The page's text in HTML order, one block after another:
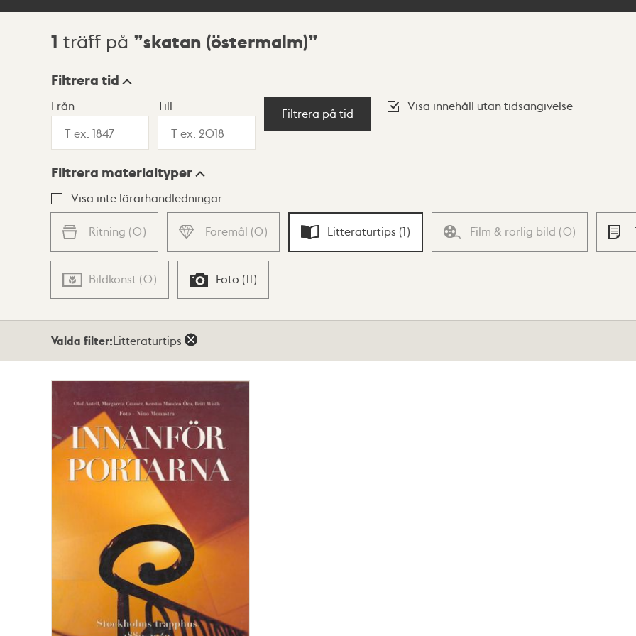
Sökresultat
1 träff på skatan (östermalm)
Visningsläge
Lista Karta
Filtrera tid
Från Till
Filtrera på tid
Visa innehåll utan tidsangivelse
Filtrera materialtyper
Visa inte lärarhandledningar
Ritning (0) Föremål (0) Litteraturtips (1) Film & rörlig bild (0)
Bildkonst (0) Foto (11)
Valda filter:Litteraturtips